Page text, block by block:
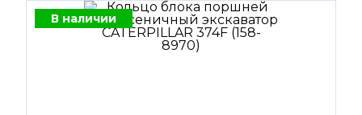
В наличии